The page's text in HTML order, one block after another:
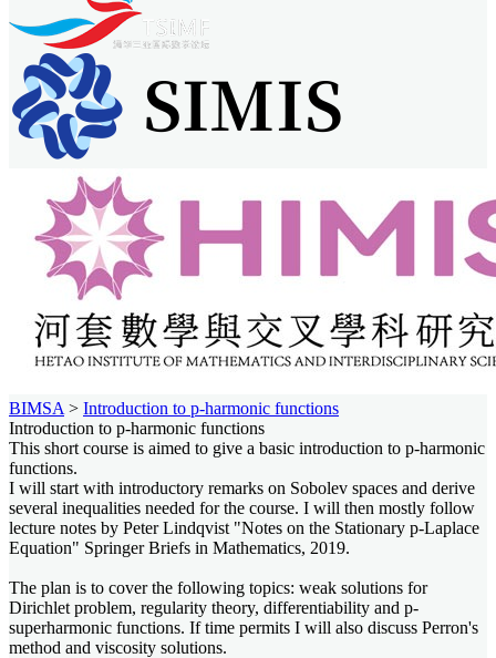
BIMSA > Introduction to p-harmonic functions
Introduction to p-harmonic functions
This short course is aimed to give a basic introduction to p-harmonic
functions.
I will start with introductory remarks on Sobolev spaces and derive
several inequalities needed for the course. I will then mostly follow
lecture notes by Peter Lindqvist "Notes on the Stationary p-Laplace
Equation" Springer Briefs in Mathematics, 2019.
The plan is to cover the following topics: weak solutions for
Dirichlet problem, regularity theory, differentiability and p-
superharmonic functions. If time permits I will also discuss Perron's
method and viscosity solutions.